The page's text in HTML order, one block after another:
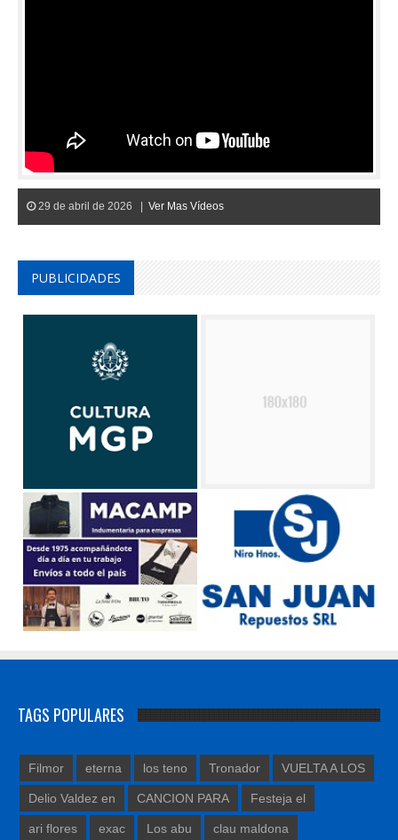
29 de abril de 2026 | Ver Mas Vídeos
PUBLICIDADES
TAGS POPULARES
Filmor eterna los teno Tronador VUELTA A LOS
Delio Valdez en CANCION PARA Festeja el
ari flores exac Los abu clau maldona